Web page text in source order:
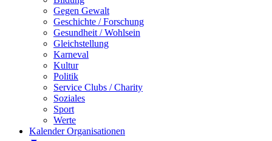
Gegen Gewalt
Geschichte / Forschung
Gesundheit / Wohlsein
Gleichstellung
Karneval
Kultur
Politik
Service Clubs / Charity
Soziales
Sport
Werte
Kalender Organisationen